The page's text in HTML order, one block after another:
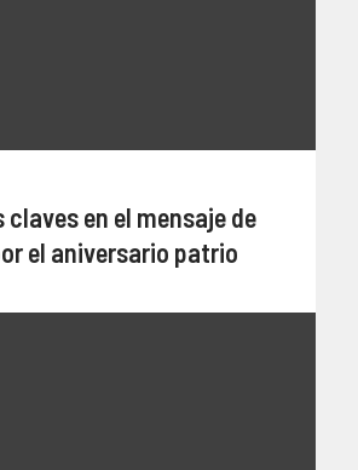
claves en el mensaje de
el aniversario patrio